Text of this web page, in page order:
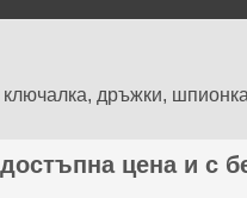
дръжки,
цена и с